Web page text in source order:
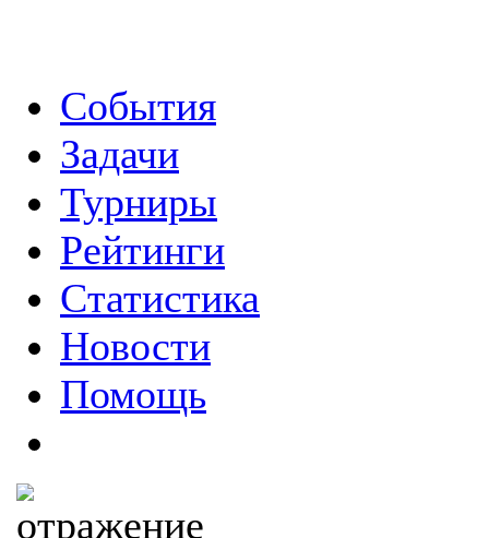
События
Задачи
Турниры
Рейтинги
Статистика
Новости
Помощь